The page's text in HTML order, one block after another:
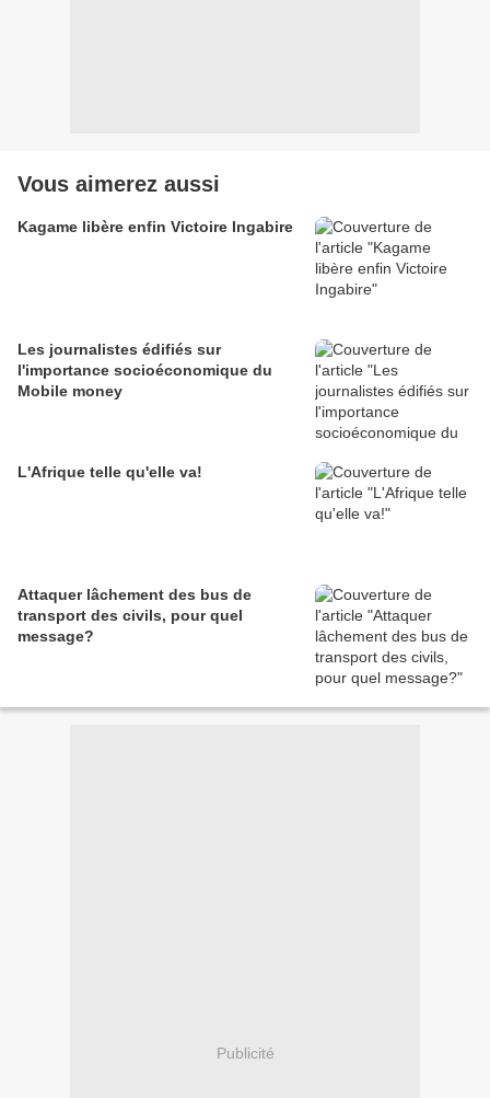
Vous aimerez aussi
Kagame libère enfin Victoire Ingabire
Les journalistes édifiés sur
l'importance socioéconomique du
Mobile money
L'Afrique telle qu'elle va!
Attaquer lâchement des bus de
transport des civils, pour quel
message?
Publicité